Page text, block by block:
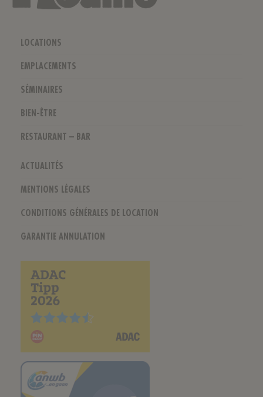
LOCATIONS
EMPLACEMENTS
SÉMINAIRES
BIEN-ÊTRE
RESTAURANT – BAR
ACTUALITÉS
MENTIONS LÉGALES
CONDITIONS GÉNÉRALES DE LOCATION
GARANTIE ANNULATION